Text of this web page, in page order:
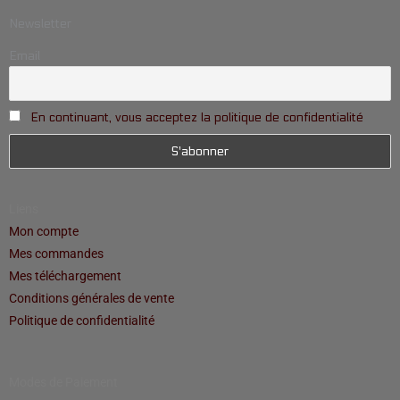
En continuant, vous acceptez la politique de confidentialité
Mon compte
Mes commandes
Mes téléchargement
Conditions générales de vente
Politique de confidentialité